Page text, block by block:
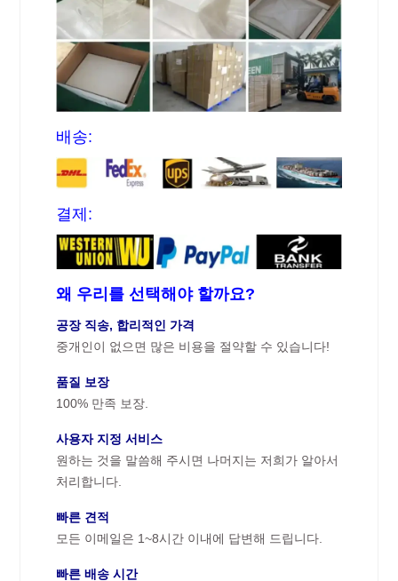
배송:
결제:
왜 우리를 선택해야 할까요?
공장 직송, 합리적인 가격
중개인이 없으면 많은 비용을 절약할 수 있습니다!
품질 보장
100% 만족 보장.
사용자 지정 서비스
원하는 것을 말씀해 주시면 나머지는 저희가 알아서
처리합니다.
빠른 견적
모든 이메일은 1~8시간 이내에 답변해 드립니다.
빠른 배송 시간